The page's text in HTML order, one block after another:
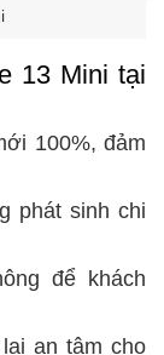
13 Mini tại
100%, đảm
phát sinh chi
để khách
an tâm cho